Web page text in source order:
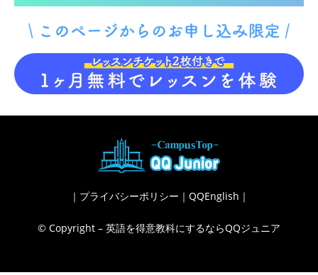
｜ プライバシーポリシー ｜ QQEnglish ｜
© Copyright – 英語を得意教科にするならQQジュニア